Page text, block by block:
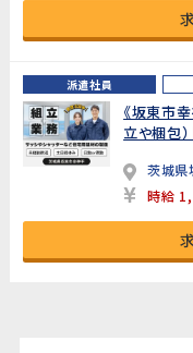
派遣社員
《坂東市
立や梱包
茨城県
時給